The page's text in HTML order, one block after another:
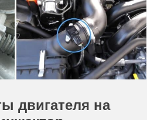
двигателя на